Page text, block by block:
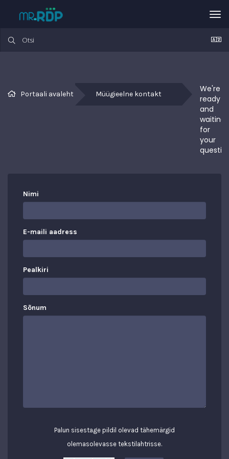
Portaali avaleht Müügieelne kontakt
We're
ready
and
waiting
for
your
Nimi
E-maili aadress
Pealkiri
Sõnum
Palun sisestage pildil olevad tähemärgid
olemasolevasse tekstilahtrisse.